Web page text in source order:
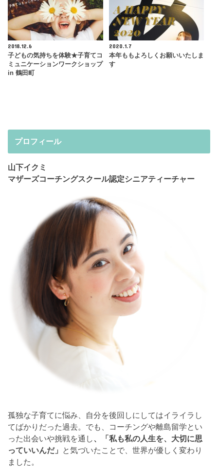
2018.12.6
子どもの気持ちを体験★子育てコ
ミュニケーションワークショップ
in 鶴田町
2020.1.7
本年ももよろしくお願いいたしま
す
プロフィール
山下イクミ
マザーズコーチングスクール認定シニアティーチャー
孤独な子育てに悩み、自分を後回しにしてはイライラし
てばかりだった過去。でも、コーチングや離島留学とい
った出会いや挑戦を通し、「私も私の人生を、大切に思
っていいんだ」 と気づいたことで、世界が優しく変わり
ました。